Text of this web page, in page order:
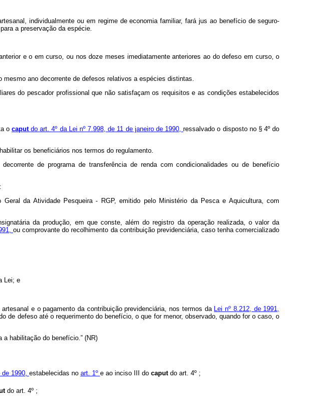
individualmente ou em regime de economia familiar, fará jus ao benefício de seguro-
a preservação da espécie.
e o em curso, ou nos doze meses imediatamente anteriores ao do defeso em curso, o
ano decorrente de defesos relativos a espécies distintas.
do pescador profissional que não satisfaçam os requisitos e as condições estabelecidos
o caputdo art. 4º da Lei nº 7.998, de 11 de janeiro de 1990,ressalvado o disposto no § 4º do
os beneficiários nos termos do regulamento.
de programa de transferência de renda com condicionalidades ou de benefício
da Atividade Pesqueira - RGP, emitido pelo Ministério da Pesca e Aquicultura, com
da produção, em que conste, além do registro da operação realizada, o valor da
ou comprovante do recolhimento da contribuição previdenciária, caso tenha comercializado
Lei; e
e o pagamento da contribuição previdenciária, nos termos da Lei nº 8.212, de 1991,
defeso até o requerimento do benefício, o que for menor, observado, quando for o caso, o
habilitação do benefício.” (NR)
de 1990, estabelecidas no art. 1º e ao inciso III do caput do art. 4º ;
do art. 4º ;